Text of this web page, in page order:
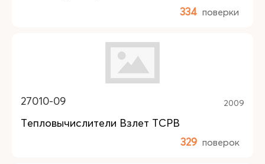
334 поверки
27010-09 2009
Тепловычислители Взлет ТСРВ
329 поверок